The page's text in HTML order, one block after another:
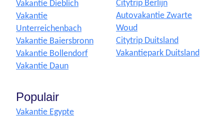
Vakantie Dieblich
Vakantie
Unterreichenbach
Vakantie Baiersbronn
Vakantie Bollendorf
Vakantie Daun
Citytrip Berlijn
Autovakantie Zwarte
Woud
Citytrip Duitsland
Vakantiepark Duitsland
Populair
Vakantie Egypte